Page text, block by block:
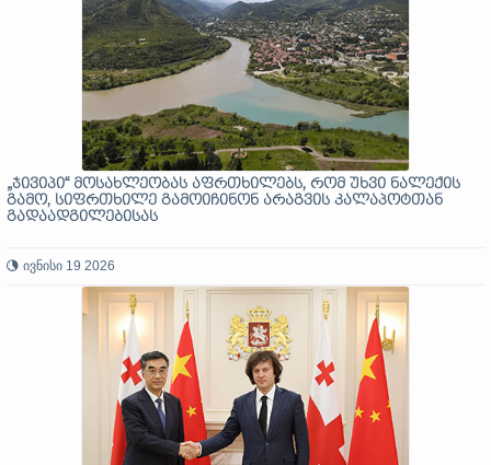
„ჯივიპი“ მოსახლეობას აფრთხილებს, რომ უხვი ნალექის
გამო, სიფრთხილე გამოიჩინონ არაგვის კალაპოტთან
გადაადგილებისას
ივნისი 19 2026